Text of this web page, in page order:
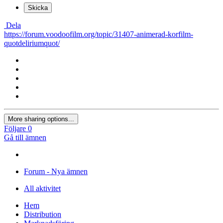
Skicka
Dela
https://forum.voodoofilm.org/topic/31407-animerad-korfilm-
quotdeliriumquot/
More sharing options...
Följare 0
Gå till ämnen
Forum - Nya ämnen
All aktivitet
Hem
Distribution